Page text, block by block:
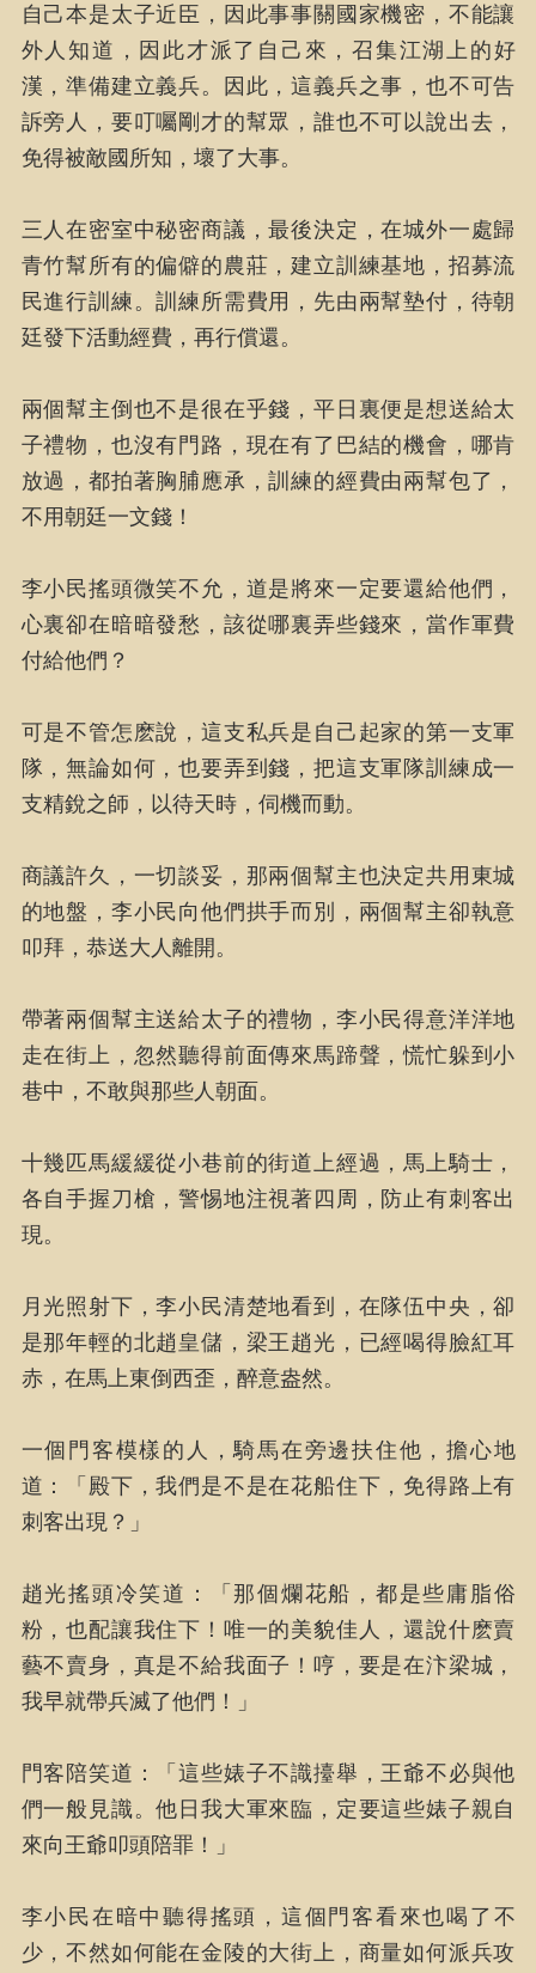
自己本是太子近臣，因此事事關國家機密，不能讓
外人知道，因此才派了自己來，召集江湖上的好
漢，準備建立義兵。因此，這義兵之事，也不可告
訴旁人，要叮囑剛才的幫眾，誰也不可以說出去，
免得被敵國所知，壞了大事。
三人在密室中秘密商議，最後決定，在城外一處歸
青竹幫所有的偏僻的農莊，建立訓練基地，招募流
民進行訓練。訓練所需費用，先由兩幫墊付，待朝
廷發下活動經費，再行償還。
兩個幫主倒也不是很在乎錢，平日裏便是想送給太
子禮物，也沒有門路，現在有了巴結的機會，哪肯
放過，都拍著胸脯應承，訓練的經費由兩幫包了，
不用朝廷一文錢！
李小民搖頭微笑不允，道是將來一定要還給他們，
心裏卻在暗暗發愁，該從哪裏弄些錢來，當作軍費
付給他們？
可是不管怎麽說，這支私兵是自己起家的第一支軍
隊，無論如何，也要弄到錢，把這支軍隊訓練成一
支精銳之師，以待天時，伺機而動。
商議許久，一切談妥，那兩個幫主也決定共用東城
的地盤，李小民向他們拱手而別，兩個幫主卻執意
叩拜，恭送大人離開。
帶著兩個幫主送給太子的禮物，李小民得意洋洋地
走在街上，忽然聽得前面傳來馬蹄聲，慌忙躲到小
巷中，不敢與那些人朝面。
十幾匹馬緩緩從小巷前的街道上經過，馬上騎士，
各自手握刀槍，警惕地注視著四周，防止有刺客出
現。
月光照射下，李小民清楚地看到，在隊伍中央，卻
是那年輕的北趙皇儲，梁王趙光，已經喝得臉紅耳
赤，在馬上東倒西歪，醉意盎然。
一個門客模樣的人，騎馬在旁邊扶住他，擔心地
道：「殿下，我們是不是在花船住下，免得路上有
刺客出現？」
趙光搖頭冷笑道：「那個爛花船，都是些庸脂俗
粉，也配讓我住下！唯一的美貌佳人，還說什麽賣
藝不賣身，真是不給我面子！哼，要是在汴梁城，
我早就帶兵滅了他們！」
門客陪笑道：「這些婊子不識擡舉，王爺不必與他
們一般見識。他日我大軍來臨，定要這些婊子親自
來向王爺叩頭陪罪！」
李小民在暗中聽得搖頭，這個門客看來也喝了不
少，不然如何能在金陵的大街上，商量如何派兵攻